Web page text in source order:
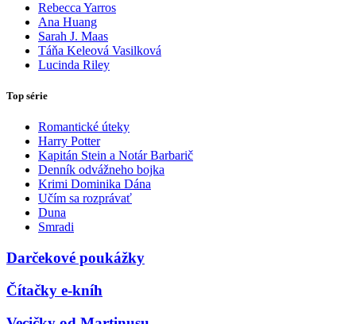
Rebecca Yarros
Ana Huang
Sarah J. Maas
Táňa Keleová Vasilková
Lucinda Riley
Top série
Romantické úteky
Harry Potter
Kapitán Stein a Notár Barbarič
Denník odvážneho bojka
Krimi Dominika Dána
Učím sa rozprávať
Duna
Smradi
Darčekové poukážky
Čítačky e-kníh